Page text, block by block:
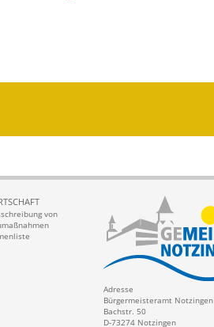
von
Adresse
Bürgermeisteramt Notzingen
Bachstr. 50
D-73274 Notzingen